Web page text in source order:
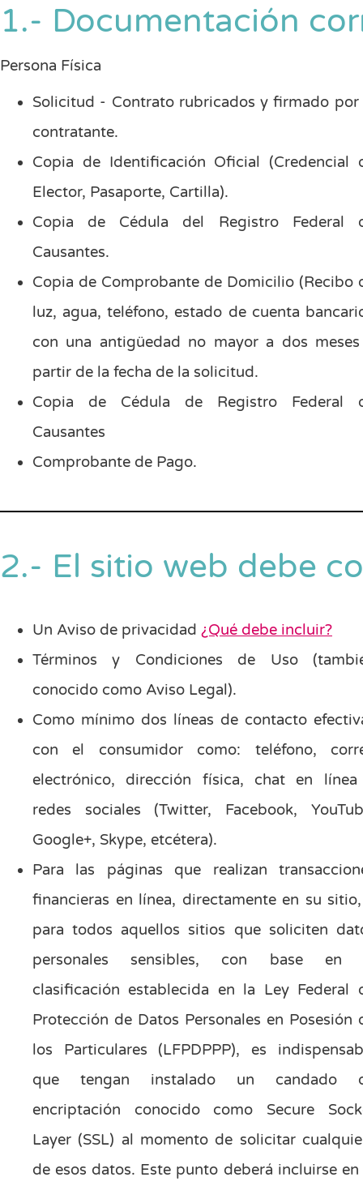
1.- Documentación
Persona Física
Solicitud - Contrato rubricados y firmado por
contratante.
Copia de Identificación Oficial (Credencial
Elector, Pasaporte, Cartilla).
Copia de Cédula del Registro Federal
Causantes.
Copia de Comprobante de Domicilio (Recibo
luz, agua, teléfono, estado de cuenta
con una antigüedad no mayor a dos
partir de la fecha de la solicitud.
Copia de Cédula de Registro Federal
Causantes
Comprobante de Pago.
2.- El sitio web debe
Un Aviso de privacidad ¿Qué debe incluir?
Términos y Condiciones de Uso
conocido como Aviso Legal).
Como mínimo dos líneas de contacto
con el consumidor como: teléfono,
electrónico, dirección física, chat en
redes sociales (Twitter, Facebook,
Google+, Skype, etcétera).
Para las páginas que realizan
financieras en línea, directamente en su
para todos aquellos sitios que soliciten
personales sensibles, con base en
clasificación establecida en la Ley Federal
Protección de Datos Personales en Posesión
los Particulares (LFPDPPP), es
que tengan instalado un candado
encriptación conocido como Secure
Layer (SSL) al momento de solicitar
de esos datos. Este punto deberá incluirse en